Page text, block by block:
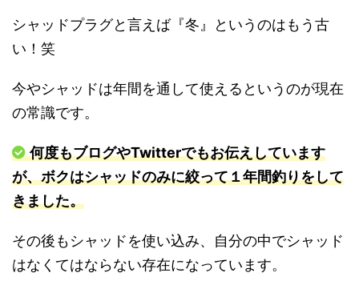
シャッドプラグと言えば『冬』というのはもう古
い！笑
今やシャッドは年間を通して使えるというのが現在
の常識です。
何度もブログやTwitterでもお伝えしています
が、ボクはシャッドのみに絞って１年間釣りをして
きました。
その後もシャッドを使い込み、自分の中でシャッド
はなくてはならない存在になっています。